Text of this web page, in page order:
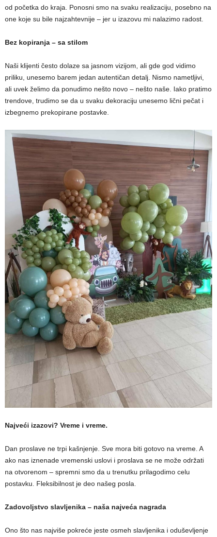
od početka do kraja. Ponosni smo na svaku realizaciju, posebno na
one koje su bile najzahtevnije – jer u izazovu mi nalazimo radost.
Bez kopiranja – sa stilom
Naši klijenti često dolaze sa jasnom vizijom, ali gde god vidimo
priliku, unesemo barem jedan autentičan detalj. Nismo nametljivi,
ali uvek želimo da ponudimo nešto novo – nešto naše. Iako pratimo
trendove, trudimo se da u svaku dekoraciju unesemo lični pečat i
izbegnemo prekopirane postavke.
Najveći izazovi? Vreme i vreme.
Dan proslave ne trpi kašnjenje. Sve mora biti gotovo na vreme. A
ako nas iznenade vremenski uslovi i proslava se ne može održati
na otvorenom – spremni smo da u trenutku prilagodimo celu
postavku. Fleksibilnost je deo našeg posla.
Zadovoljstvo slavljenika – naša najveća nagrada
Ono što nas najviše pokreće jeste osmeh slavljenika i oduševljenje